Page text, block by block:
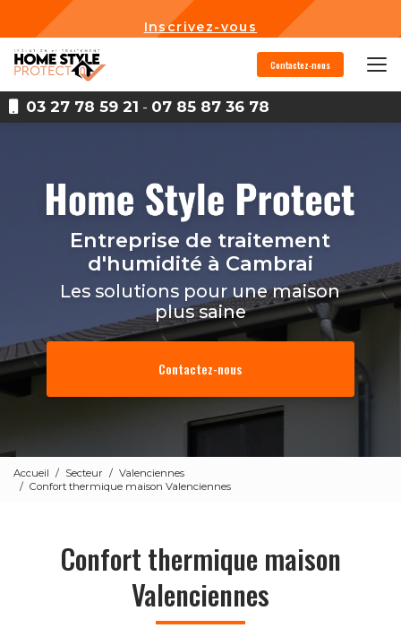
contenu
principal
Inscrivez-vous
03 27 78 59 21 - 07 85 87 36 78
Contactez-nous
Entreprise de traitement
d'humidité à Cambrai
Les solutions pour une maison
plus saine
Contactez-nous
Accueil Secteur
Valenciennes
Confort thermique maison Valenciennes
Confort thermique maison
Valenciennes